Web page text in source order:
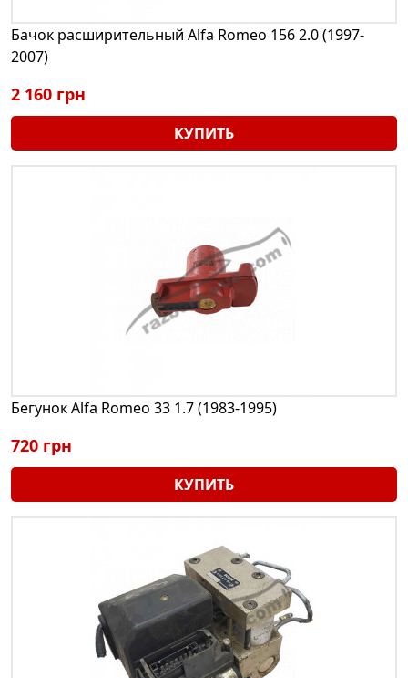
Бачок расширительный Alfa Romeo 156 2.0 (1997-
2007)
2 160 грн
КУПИТЬ
Бегунок Alfa Romeo 33 1.7 (1983-1995)
720 грн
КУПИТЬ